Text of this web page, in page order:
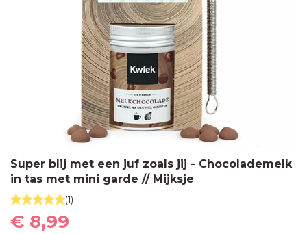
Super blij met een juf zoals jij - Chocolademelk
in tas met mini garde // Mijksje
(1)
€ 8,99